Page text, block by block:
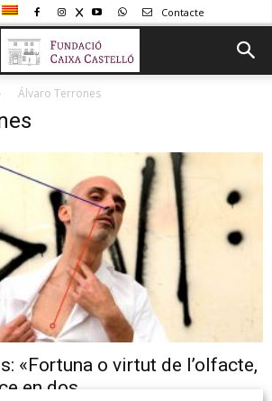
Contacte
Álvaro Terrones
«Fortuna o virtut de l’olfacte,
en dos...